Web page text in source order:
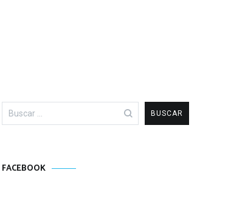
Buscar:
FACEBOOK